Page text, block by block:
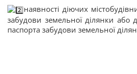
наявності діючих
забудови земельної ділянки або
паспорта забудови земельної